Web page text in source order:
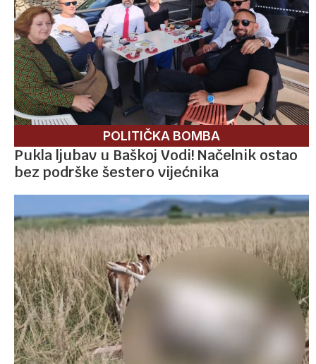
POLITIČKA BOMBA
Pukla ljubav u Baškoj Vodi! Načelnik ostao
bez podrške šestero vijećnika